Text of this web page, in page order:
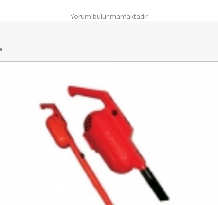
Yorum bulunmamaktadır